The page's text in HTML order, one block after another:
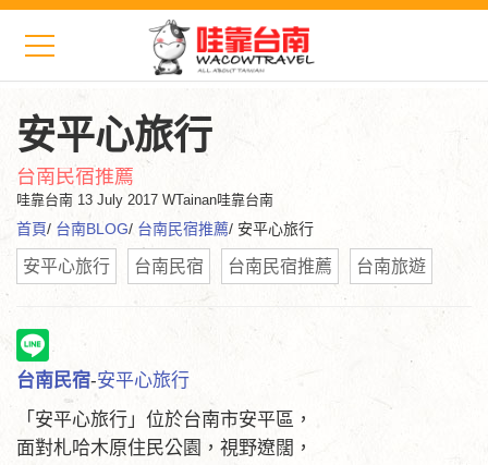
安平心旅行
台南民宿推薦
哇靠台南 13 July 2017 WTainan哇靠台南
首頁/ 台南BLOG/ 台南民宿推薦/ 安平心旅行
安平心旅行 台南民宿 台南民宿推薦 台南旅遊
台南民宿-安平心旅行
「安平心旅行」位於台南市安平區，
面對札哈木原住民公園，視野遼闊，